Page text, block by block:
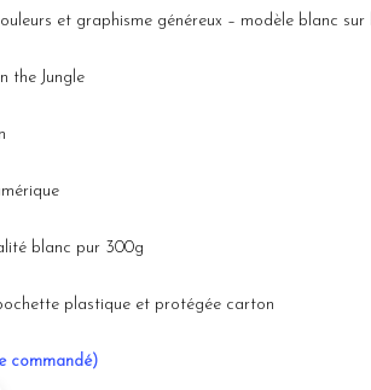
et graphisme généreux – modèle blanc sur
the Jungle
blanc pur 300g
plastique et protégée carton
commandé)